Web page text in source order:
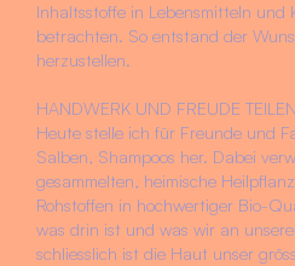
Inhaltsstoffe in Lebensmitteln und
betrachten. So entstand der
herzustellen.
HANDWERK UND FREUDE TEILEN
Heute stelle ich für Freunde und
Salben, Shampoos her. Dabei
gesammelten, heimische
Rohstoffen in hochwertiger Bio-
was drin ist und was wir an
schliesslich ist die Haut unser